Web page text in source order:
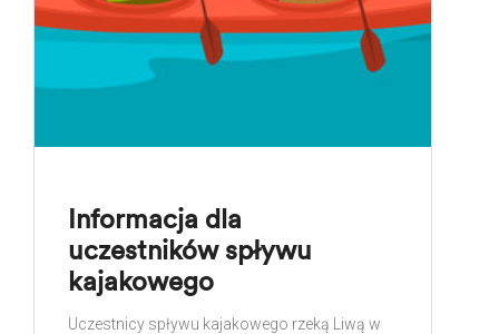
Informacja dla
uczestników spływu
kajakowego
Uczestnicy spływu kajakowego rzeką Liwą w